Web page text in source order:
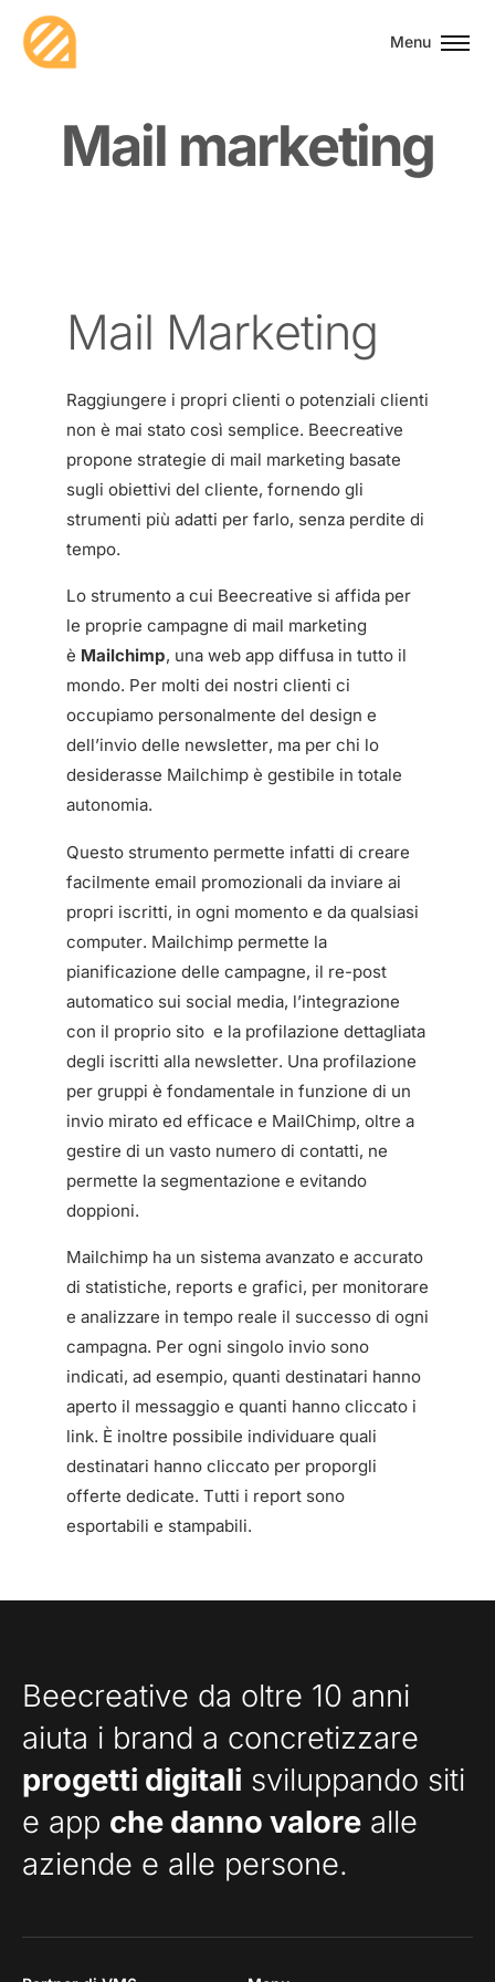
Menu
Mail marketing
Mail Marketing
Raggiungere i propri clienti o potenziali clienti
non è mai stato così semplice. Beecreative
propone strategie di mail marketing basate
sugli obiettivi del cliente, fornendo gli
strumenti più adatti per farlo, senza perdite di
tempo.
Lo strumento a cui Beecreative si affida per
le proprie campagne di mail marketing
è Mailchimp, una web app diffusa in tutto il
mondo. Per molti dei nostri clienti ci
occupiamo personalmente del design e
dell’invio delle newsletter, ma per chi lo
desiderasse Mailchimp è gestibile in totale
autonomia.
Questo strumento permette infatti di creare
facilmente email promozionali da inviare ai
propri iscritti, in ogni momento e da qualsiasi
computer. Mailchimp permette la
pianificazione delle campagne, il re-post
automatico sui social media, l’integrazione
con il proprio sito e la profilazione dettagliata
degli iscritti alla newsletter. Una profilazione
per gruppi è fondamentale in funzione di un
invio mirato ed efficace e MailChimp, oltre a
gestire di un vasto numero di contatti, ne
permette la segmentazione e evitando
doppioni.
Mailchimp ha un sistema avanzato e accurato
di statistiche, reports e grafici, per monitorare
e analizzare in tempo reale il successo di ogni
campagna. Per ogni singolo invio sono
indicati, ad esempio, quanti destinatari hanno
aperto il messaggio e quanti hanno cliccato i
link. È inoltre possibile individuare quali
destinatari hanno cliccato per proporgli
offerte dedicate. Tutti i report sono
esportabili e stampabili.
Beecreative da oltre 10 anni
aiuta i brand a concretizzare
progetti digitali sviluppando siti
e app che danno valore alle
aziende e alle persone.